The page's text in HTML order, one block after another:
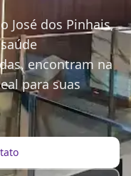
José dos Pinhais,
encontram na
para suas